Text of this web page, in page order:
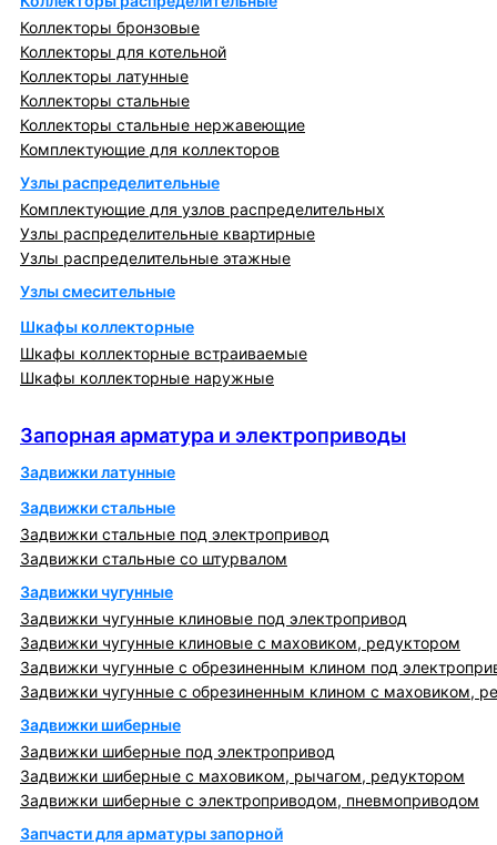
Коллекторы бронзовые
Коллекторы для котельной
Коллекторы латунные
Коллекторы стальные
Коллекторы стальные нержавеющие
Комплектующие для коллекторов
Узлы распределительные
Комплектующие для узлов распределительных
Узлы распределительные квартирные
Узлы распределительные этажные
Узлы смесительные
Шкафы коллекторные
Шкафы коллекторные встраиваемые
Шкафы коллекторные наружные
Запорная арматура и электроприводы
Задвижки латунные
Задвижки стальные
Задвижки стальные под электропривод
Задвижки стальные со штурвалом
Задвижки чугунные
Задвижки чугунные клиновые под электропривод
Задвижки чугунные клиновые с маховиком, редуктором
Задвижки чугунные с обрезиненным клином под
Задвижки чугунные с обрезиненным клином с маховиком,
Задвижки шиберные
Задвижки шиберные под электропривод
Задвижки шиберные с маховиком, рычагом, редуктором
Задвижки шиберные с электроприводом, пневмоприводом
Запчасти для арматуры запорной